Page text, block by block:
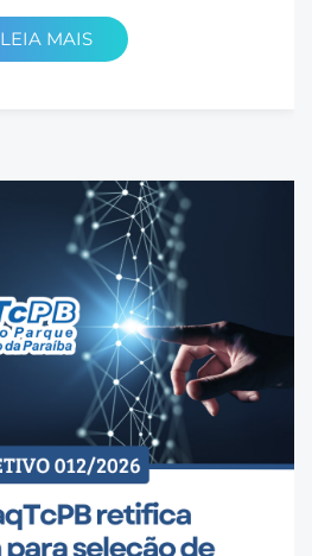
LEIA MAIS